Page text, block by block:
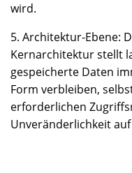
wird.
5. Architektur-Ebene:
Kernarchitektur stellt
gespeicherte Daten
Form verbleiben,
erforderlichen
Unveränderlichkeit